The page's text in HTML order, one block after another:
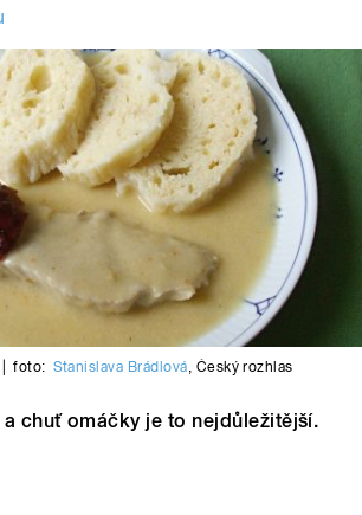
foto: Stanislava Brádlová, Český rozhlas
a chuť omáčky je to nejdůležitější.